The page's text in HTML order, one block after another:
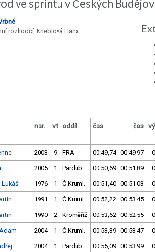
ve sprintu v Českých
rozhodčí: Kneblová Hana
nar. vt oddíl čas čas
2003 9 FRA 00:49,74 00:49,97
2005 1 Pardub. 00:50,69 00:51,89
Lukáš 1976 1 Č.Kruml. 00:51,40 00:51,03
1991 1 Č.Kruml. 00:52,22 00:53,45
1990 2 Kroměříž 00:53,62 00:52,55
2004 1 Č.Kruml. 00:53,39 00:53,47
2004 1 Pardub. 00:55,09 00:53,99